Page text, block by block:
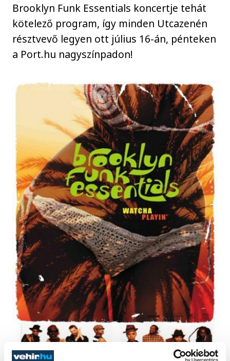
Brooklyn Funk Essentials koncertje tehát
kötelező program, így minden Utcazenén
résztvevő legyen ott július 16-án, pénteken
a Port.hu nagyszínpadon!